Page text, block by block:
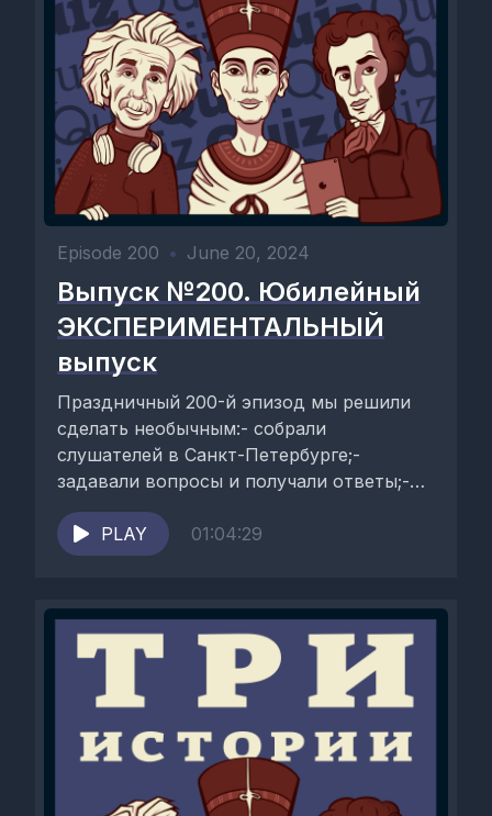
Episode 200 • June 20, 2024
Выпуск №200. Юбилейный
ЭКСПЕРИМЕНТАЛЬНЫЙ
выпуск
Праздничный 200-й эпизод мы решили
сделать необычным:- собрали
слушателей в Санкт-Петербурге;-
задавали вопросы и получали ответы;-
смеялись, веселились, играли в
командный квиз;- записали и...
PLAY 01:04:29